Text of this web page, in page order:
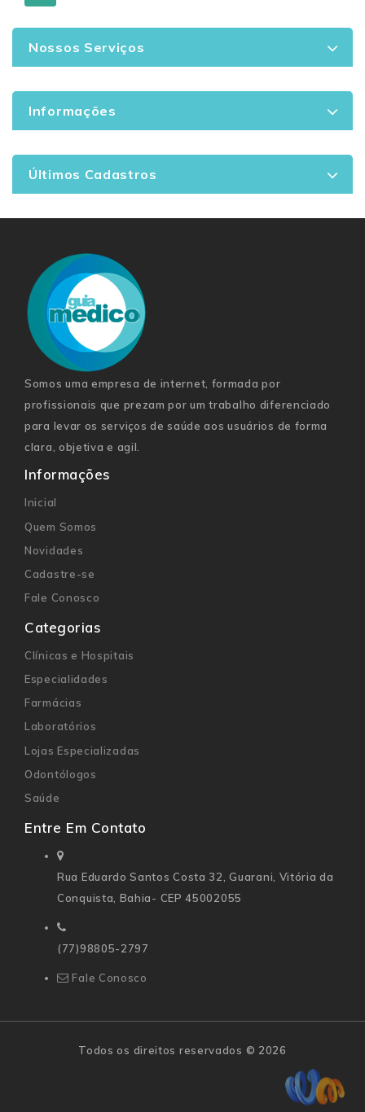
Nossos Serviços
Informações
Últimos Cadastros
Somos uma empresa de internet, formada por
profissionais que prezam por um trabalho diferenciado
para levar os serviços de saúde aos usuários de forma
clara, objetiva e agil.
Informações
Inicial
Quem Somos
Novidades
Cadastre-se
Fale Conosco
Categorias
Clínicas e Hospitais
Especialidades
Farmácias
Laboratórios
Lojas Especializadas
Odontólogos
Saúde
Entre Em Contato
Rua Eduardo Santos Costa 32, Guarani, Vitória da
Conquista, Bahia- CEP 45002055
(77)98805-2797
Fale Conosco
Todos os direitos reservados © 2026